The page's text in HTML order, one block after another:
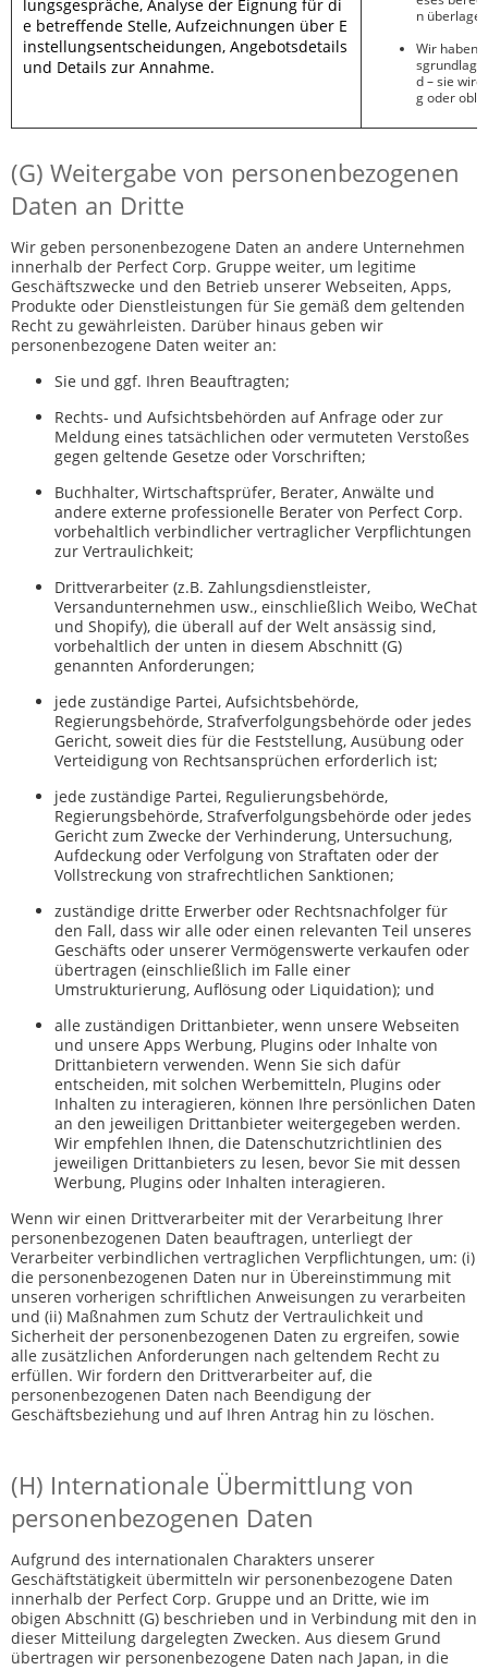
lungsgespräche, Analyse der Eignung für di
e betreffende Stelle, Aufzeichnungen über E
instellungsentscheidungen, Angebotsdetails
und Details zur Annahme.
n
Wir haben
d – sie
g oder
(G) Weitergabe von personenbezogenen
Daten an Dritte
Wir geben personenbezogene Daten an andere Unternehmen
innerhalb der Perfect Corp. Gruppe weiter, um legitime
Geschäftszwecke und den Betrieb unserer Webseiten, Apps,
Produkte oder Dienstleistungen für Sie gemäß dem geltenden
Recht zu gewährleisten. Darüber hinaus geben wir
personenbezogene Daten weiter an:
Sie und ggf. Ihren Beauftragten;
Rechts- und Aufsichtsbehörden auf Anfrage oder zur
Meldung eines tatsächlichen oder vermuteten Verstoßes
gegen geltende Gesetze oder Vorschriften;
Buchhalter, Wirtschaftsprüfer, Berater, Anwälte und
andere externe professionelle Berater von Perfect Corp.
vorbehaltlich verbindlicher vertraglicher Verpflichtungen
zur Vertraulichkeit;
Drittverarbeiter (z.B. Zahlungsdienstleister,
Versandunternehmen usw., einschließlich Weibo, WeChat
und Shopify), die überall auf der Welt ansässig sind,
vorbehaltlich der unten in diesem Abschnitt (G)
genannten Anforderungen;
jede zuständige Partei, Aufsichtsbehörde,
Regierungsbehörde, Strafverfolgungsbehörde oder jedes
Gericht, soweit dies für die Feststellung, Ausübung oder
Verteidigung von Rechtsansprüchen erforderlich ist;
jede zuständige Partei, Regulierungsbehörde,
Regierungsbehörde, Strafverfolgungsbehörde oder jedes
Gericht zum Zwecke der Verhinderung, Untersuchung,
Aufdeckung oder Verfolgung von Straftaten oder der
Vollstreckung von strafrechtlichen Sanktionen;
zuständige dritte Erwerber oder Rechtsnachfolger für
den Fall, dass wir alle oder einen relevanten Teil unseres
Geschäfts oder unserer Vermögenswerte verkaufen oder
übertragen (einschließlich im Falle einer
Umstrukturierung, Auflösung oder Liquidation); und
alle zuständigen Drittanbieter, wenn unsere Webseiten
und unsere Apps Werbung, Plugins oder Inhalte von
Drittanbietern verwenden. Wenn Sie sich dafür
entscheiden, mit solchen Werbemitteln, Plugins oder
Inhalten zu interagieren, können Ihre persönlichen Daten
an den jeweiligen Drittanbieter weitergegeben werden.
Wir empfehlen Ihnen, die Datenschutzrichtlinien des
jeweiligen Drittanbieters zu lesen, bevor Sie mit dessen
Werbung, Plugins oder Inhalten interagieren.
Wenn wir einen Drittverarbeiter mit der Verarbeitung Ihrer
personenbezogenen Daten beauftragen, unterliegt der
Verarbeiter verbindlichen vertraglichen Verpflichtungen, um: (i)
die personenbezogenen Daten nur in Übereinstimmung mit
unseren vorherigen schriftlichen Anweisungen zu verarbeiten
und (ii) Maßnahmen zum Schutz der Vertraulichkeit und
Sicherheit der personenbezogenen Daten zu ergreifen, sowie
alle zusätzlichen Anforderungen nach geltendem Recht zu
erfüllen. Wir fordern den Drittverarbeiter auf, die
personenbezogenen Daten nach Beendigung der
Geschäftsbeziehung und auf Ihren Antrag hin zu löschen.
(H) Internationale Übermittlung von
personenbezogenen Daten
Aufgrund des internationalen Charakters unserer
Geschäftstätigkeit übermitteln wir personenbezogene Daten
innerhalb der Perfect Corp. Gruppe und an Dritte, wie im
obigen Abschnitt (G) beschrieben und in Verbindung mit den in
dieser Mitteilung dargelegten Zwecken. Aus diesem Grund
übertragen wir personenbezogene Daten nach Japan, in die